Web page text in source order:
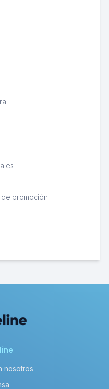
de promoción
nosotros